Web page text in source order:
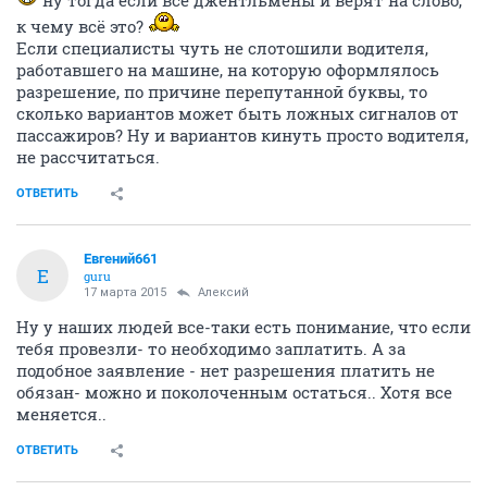
к чему всё это?
Если специалисты чуть не слотошили водителя,
работавшего на машине, на которую оформлялось
разрешение, по причине перепутанной буквы, то
сколько вариантов может быть ложных сигналов от
пассажиров? Ну и вариантов кинуть просто водителя,
не рассчитаться.
ОТВЕТИТЬ
Е
Евгений661
guru
17 марта 2015 Алексий
Ну у наших людей все-таки есть понимание, что если
тебя провезли- то необходимо заплатить. А за
подобное заявление - нет разрешения платить не
обязан- можно и поколоченным остаться.. Хотя все
меняется..
ОТВЕТИТЬ